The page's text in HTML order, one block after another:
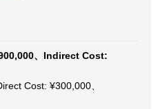
、Indirect Cost:
Cost: ¥300,000、